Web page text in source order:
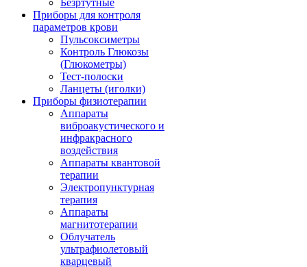
Безртутные
Приборы для контроля
параметров крови
Пульсоксиметры
Контроль Глюкозы
(Глюкометры)
Тест-полоски
Ланцеты (иголки)
Приборы физиотерапии
Аппараты
виброакустического и
инфракрасного
воздействия
Аппараты квантовой
терапии
Электропунктурная
терапия
Аппараты
магнитотерапии
Облучатель
ультрафиолетовый
кварцевый